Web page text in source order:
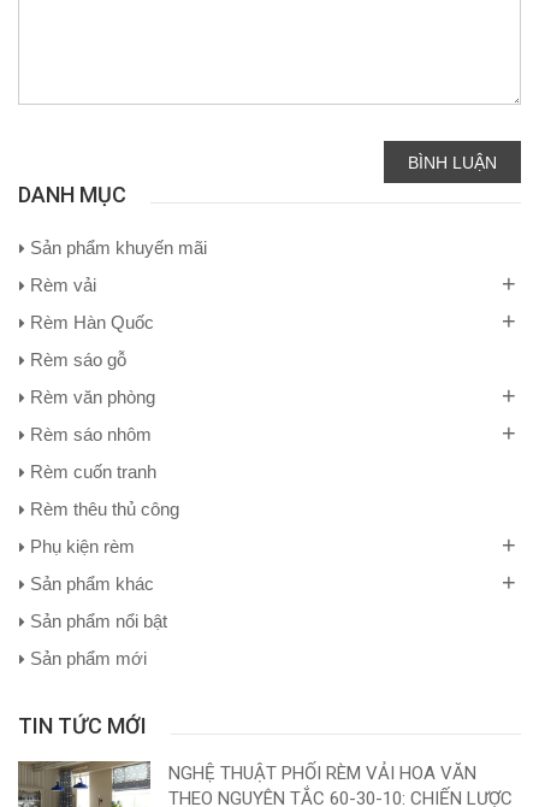
BÌNH LUẬN
DANH MỤC
Sản phẩm khuyến mãi
Rèm vải
+
Rèm Hàn Quốc +
Rèm sáo gỗ
Rèm văn phòng
+
Rèm sáo nhôm +
Rèm cuốn tranh
Rèm thêu thủ công
Phụ kiện rèm
+
Sản phẩm khác +
Sản phẩm nổi bật
Sản phẩm mới
TIN TỨC MỚI
NGHỆ THUẬT PHỐI RÈM VẢI HOA VĂN
THEO NGUYÊN TẮC 60-30-10: CHIẾN LƯỢC